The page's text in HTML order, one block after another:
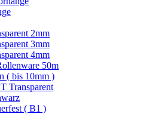
2mm
3mm
4mm
50m
( bis 10mm )
Transparent
( B1 )